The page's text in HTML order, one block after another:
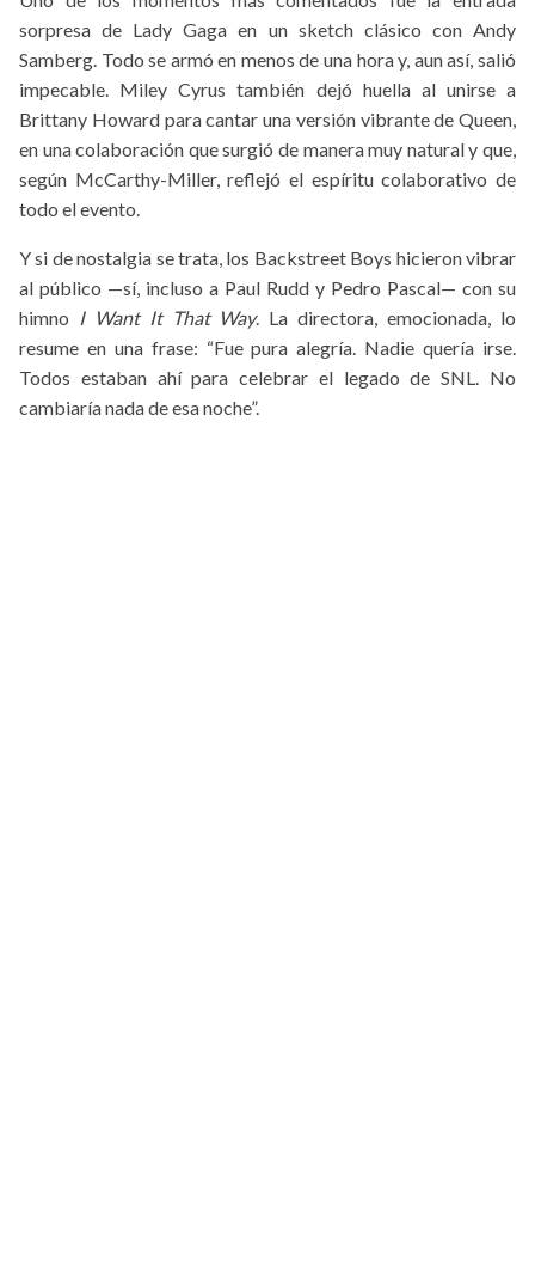
sorpresa de Lady Gaga en un sketch clásico con Andy
Samberg. Todo se armó en menos de una hora y, aun así, salió
impecable. Miley Cyrus también dejó huella al unirse a
Brittany Howard para cantar una versión vibrante de Queen,
en una colaboración que surgió de manera muy natural y que,
según McCarthy-Miller, reflejó el espíritu colaborativo de
todo el evento.
Y si de nostalgia se trata, los Backstreet Boys hicieron vibrar
al público —sí, incluso a Paul Rudd y Pedro Pascal— con su
himno I Want It That Way. La directora, emocionada, lo
resume en una frase: “Fue pura alegría. Nadie quería irse.
Todos estaban ahí para celebrar el legado de SNL. No
cambiaría nada de esa noche”.